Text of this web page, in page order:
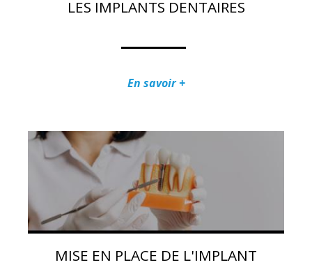
LES IMPLANTS DENTAIRES
En savoir +
MISE EN PLACE DE L'IMPLANT